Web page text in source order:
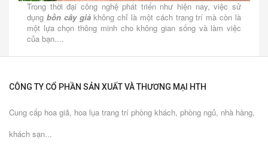
Trong thời đại công nghệ phát triển như hiện nay, việc sử
dụng bồn cây giảkhông chỉ là một cách trang trí mà còn là
một lựa chọn thông minh cho không gian sống và làm việc
của bạn....
CÔNG TY CỔ PHẦN SẢN XUẤT VÀ THƯƠNG MẠI HTH
Cung cấp hoa giả, hoa lụa trang trí phòng khách, phòng ngủ, nhà hàng,
khách sạn...